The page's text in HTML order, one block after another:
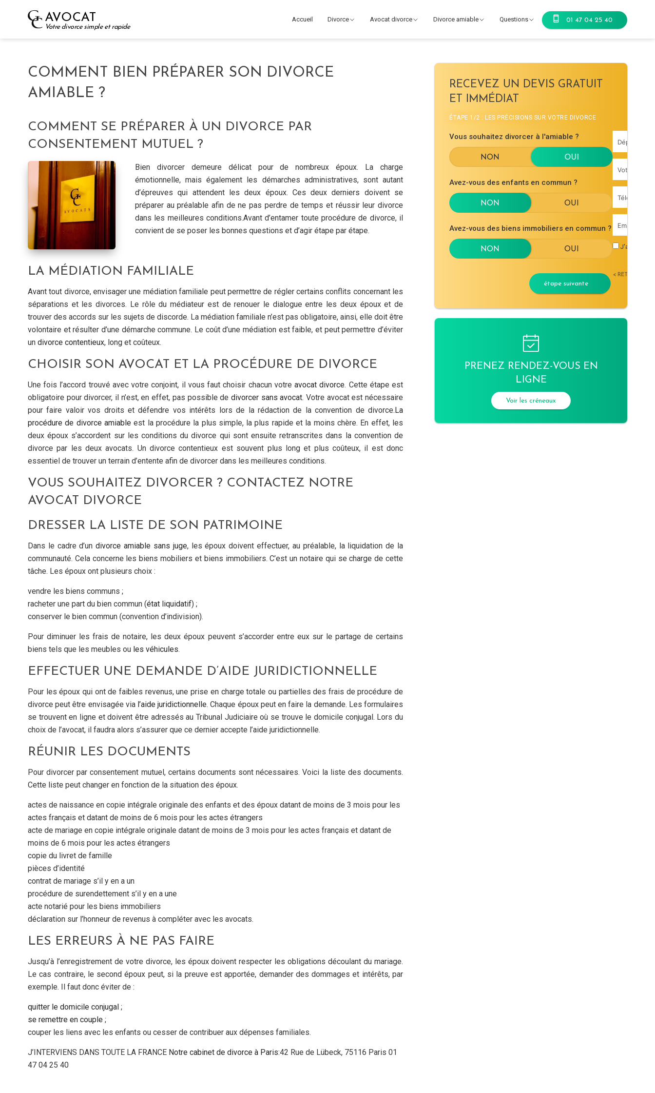
AVOCAT
Votre divorce simple et rapide
Accueil Divorce Avocat divorce Divorce amiable Questions 01 47 04 25 40
COMMENT BIEN PRÉPARER SON DIVORCE
AMIABLE ?
COMMENT SE PRÉPARER À UN DIVORCE PAR
CONSENTEMENT MUTUEL ?
Bien divorcer demeure délicat pour de nombreux époux. La charge
émotionnelle, mais également les démarches administratives, sont autant
d’épreuves qui attendent les deux époux. Ces deux derniers doivent se
préparer au préalable afin de ne pas perdre de temps et réussir leur divorce
dans les meilleures conditions.Avant d’entamer toute procédure de divorce, il
convient de se poser les bonnes questions et d’agir étape par étape.
LA MÉDIATION FAMILIALE
Avant tout divorce, envisager une médiation familiale peut permettre de régler certains conflits concernant les
séparations et les divorces. Le rôle du médiateur est de renouer le dialogue entre les deux époux et de
trouver des accords sur les sujets de discorde. La médiation familiale n’est pas obligatoire, ainsi, elle doit être
volontaire et résulter d’une démarche commune. Le coût d’une médiation est faible, et peut permettre d’éviter
un divorce contentieux, long et coûteux.
CHOISIR SON AVOCAT ET LA PROCÉDURE DE DIVORCE
Une fois l’accord trouvé avec votre conjoint, il vous faut choisir chacun votreavocat divorce. Cette étape est
obligatoire pour divorcer, il n’est, en effet, pas possible de divorcer sans avocat. Votre avocat est nécessaire
pour faire valoir vos droits et défendre vos intérêts lors de la rédaction de la convention de divorce.La
procédure de divorce amiableest la procédure la plus simple, la plus rapide et la moins chère. En effet, les
deux époux s’accordent sur les conditions du divorce qui sont ensuite retranscrites dans la convention de
divorce par les deux avocats. Un divorce contentieux est souvent plus long et plus coûteux, il est donc
essentiel de trouver un terrain d’entente afin de divorcer dans les meilleures conditions.
VOUS SOUHAITEZ DIVORCER ? CONTACTEZ NOTRE
AVOCAT DIVORCE
DRESSER LA LISTE DE SON PATRIMOINE
Dans le cadre d’un divorce amiable sans juge, les époux doivent effectuer, au préalable, la liquidation de la
communauté. Cela concerne les biens mobiliers et biens immobiliers. C’est un notaire qui se charge de cette
tâche. Les époux ont plusieurs choix :
vendre les biens communs ;
racheter une part du bien commun (état liquidatif) ;
conserver le bien commun (convention d’indivision).
Pour diminuer les frais de notaire, les deux époux peuvent s’accorder entre eux sur le partage de certains
biens tels que les meubles ou les véhicules.
EFFECTUER UNE DEMANDE D’AIDE JURIDICTIONNELLE
Pour les époux qui ont de faibles revenus, une prise en charge totale ou partielles des frais de procédure de
divorce peut être envisagée via l’aide juridictionnelle. Chaque époux peut en faire la demande. Les formulaires
se trouvent en ligne et doivent être adressés au Tribunal Judiciaire où se trouve le domicile conjugal. Lors du
choix de l’avocat, il faudra alors s’assurer que ce dernier accepte l’aide juridictionnelle.
RÉUNIR LES DOCUMENTS
Pour divorcer par consentement mutuel, certains documents sont nécessaires. Voici la liste des documents.
Cette liste peut changer en fonction de la situation des époux.
actes de naissance en copie intégrale originale des enfants et des époux datant de moins de 3 mois pour les
actes français et datant de moins de 6 mois pour les actes étrangers
acte de mariage en copie intégrale originale datant de moins de 3 mois pour les actes français et datant de
moins de 6 mois pour les actes étrangers
copie du livret de famille
pièces d’identité
contrat de mariage s’il y en a un
procédure de surendettement s’il y en a une
acte notarié pour les biens immobiliers
déclaration sur l’honneur de revenus à compléter avec les avocats.
LES ERREURS À NE PAS FAIRE
Jusqu’à l’enregistrement de votre divorce, les époux doivent respecter les obligations découlant du mariage.
Le cas contraire, le second époux peut, si la preuve est apportée, demander des dommages et intérêts, par
exemple. Il faut donc éviter de :
quitter le domicile conjugal ;
se remettre en couple ;
couper les liens avec les enfants ou cesser de contribuer aux dépenses familiales.
J’INTERVIENS DANS TOUTE LA FRANCE Notre cabinet de divorce à Paris:42 Rue de Lübeck, 75116 Paris 01
47 04 25 40
RECEVEZ UN DEVIS GRATUIT
ET IMMÉDIAT
ÉTAPE 1/2 : LES PRÉCISIONS SUR VOTRE DIVORCE
Vous souhaitez divorcer à l'amiable ?
Avez-vous des enfants en commun ?
Avez-vous des biens immobiliers en commun ?
étape suivante
J'accepte
< RETOUR
PRENEZ RENDEZ-VOUS EN
LIGNE
Voir les créneaux